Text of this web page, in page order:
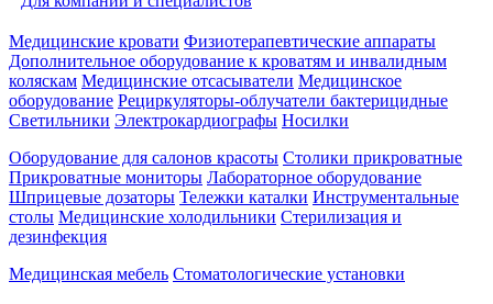
Медицинские кровати Физиотерапевтические аппараты
Дополнительное оборудование к кроватям и инвалидным
коляскам Медицинские отсасыватели Медицинское
оборудование Рециркуляторы-облучатели бактерицидные
Светильники Электрокардиографы Носилки
Оборудование для салонов красоты Столики прикроватные
Прикроватные мониторы Лабораторное оборудование
Шприцевые дозаторы Тележки каталки Инструментальные
столы Медицинские холодильники Стерилизация и
дезинфекция
Медицинская мебель Стоматологические установки